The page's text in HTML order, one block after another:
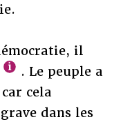
il
. Le peuple a
cela
dans les